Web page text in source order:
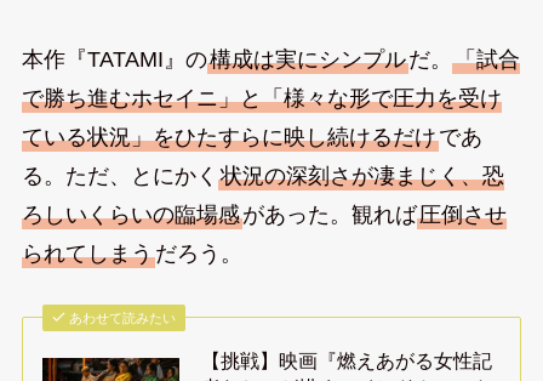
本作『TATAMI』の構成は実にシンプルだ。 「試合
で勝ち進むホセイニ」と「様々な形で圧力を受け
ている状況」をひたすらに映し続けるだけであ
る。ただ、とにかく 状況の深刻さが凄まじく、恐
ろしいくらいの臨場感があった。観れば圧倒させ
られてしまうだろう。
あわせて読みたい
【挑戦】映画『燃えあがる女性記